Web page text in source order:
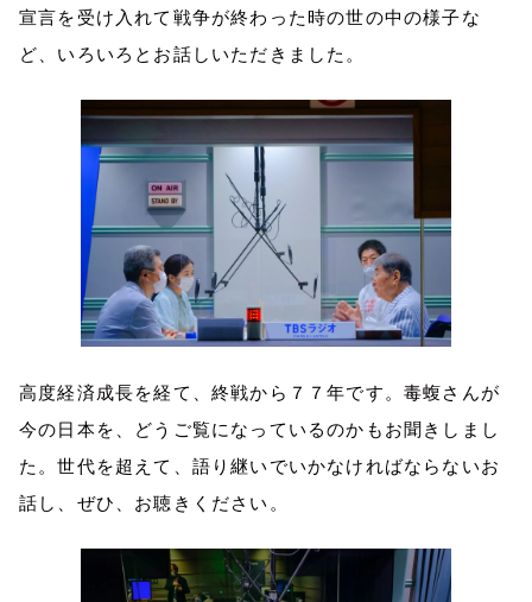
宣言を受け入れて戦争が終わった時の世の中の様子な
ど、いろいろとお話しいただきました。
高度経済成長を経て、終戦から７７年です。毒蝮さんが
今の日本を、どうご覧になっているのかもお聞きしまし
た。世代を超えて、語り継いでいかなければならないお
話し、ぜひ、お聴きください。